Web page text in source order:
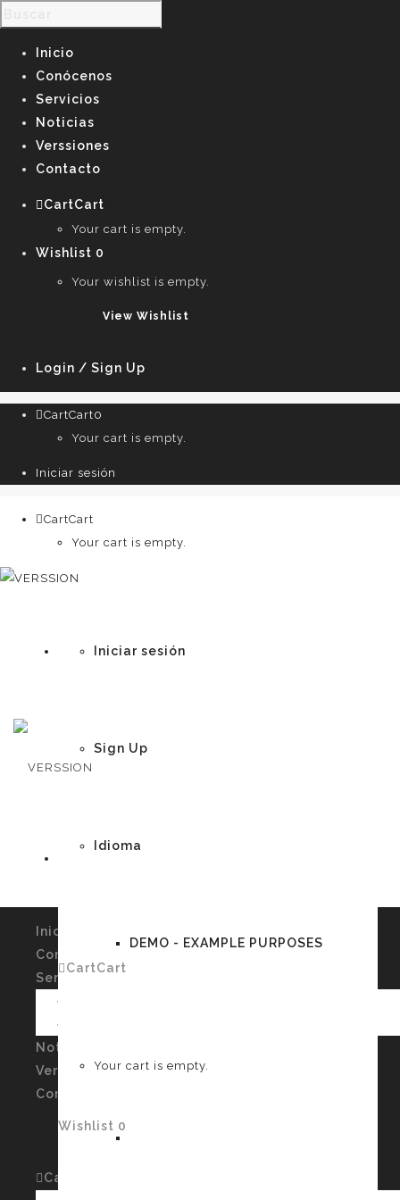
Inicio
Conócenos
Servicios
Noticias
Verssiones
Contacto
CartCart
Your cart is empty.
Wishlist 0
Your wishlist is empty.
View Wishlist
Login / Sign Up
CartCart0
Your cart is empty.
Iniciar sesión
CartCart
Your cart is empty.
Iniciar sesión
Sign Up
Idioma
DEMO - EXAMPLE PURPOSES
CartCart
Your cart is empty.
Wishlist 0
Inicio
Conócenos
Servicios
Noticias
Verssiones
Contacto
Cart